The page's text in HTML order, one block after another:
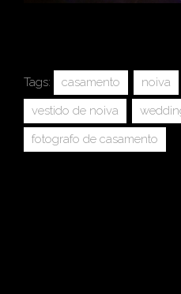
Tags: casamento noiva
vestido de noiva
fotografo de casamento